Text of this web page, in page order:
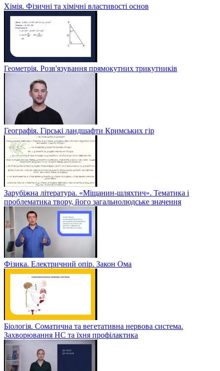
Хімія. Фізичні та хімічні властивості основ
Геометрія. Розв'язування прямокутних трикутників
Географія. Гірські ландшафти Кримських гір
Зарубіжна література. «Міщанин-шляхтич». Тематика і
проблематика твору, його загальнолюдське значення
Фізика. Електричний опір. Закон Ома
Біологія. Соматична та вегетативна нервова система.
Захворювання НС та їхня профілактика